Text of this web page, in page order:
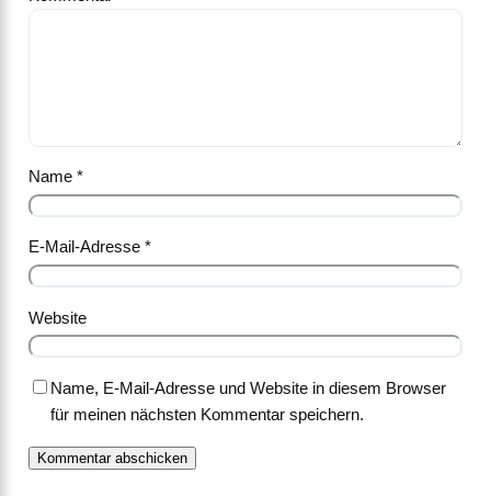
Name *
E-Mail-Adresse *
Website
Name, E-Mail-Adresse und Website in diesem Browser
für meinen nächsten Kommentar speichern.